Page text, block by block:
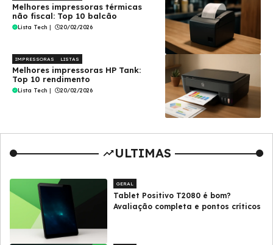
Melhores impressoras térmicas
não fiscal: Top 10 balcão
Lista Tech | 20/02/2026
IMPRESSORAS LISTAS
Melhores impressoras HP Tank:
Top 10 rendimento
Lista Tech | 20/02/2026
ULTIMAS
GERAL
Tablet Positivo T2080 é bom?
Avaliação completa e pontos críticos